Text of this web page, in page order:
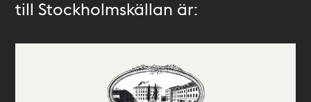
till Stockholmskällan är: